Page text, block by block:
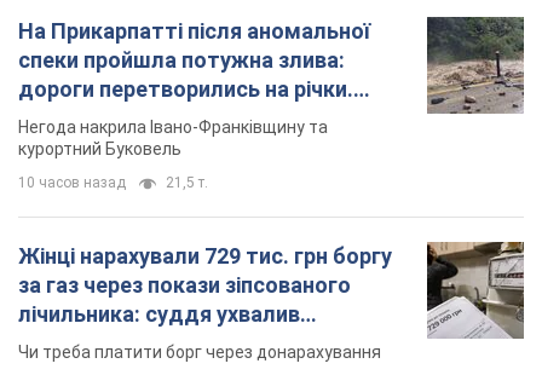
На Прикарпатті після аномальної
спеки пройшла потужна злива:
дороги перетворились на річки.
Відео
Негода накрила Івано-Франківщину та
курортний Буковель
10 часов назад 21,5 т.
Жінці нарахували 729 тис. грн боргу
за газ через покази зіпсованого
лічильника: суддя ухвалив
неочікуване рішення
Чи треба платити борг через донарахування